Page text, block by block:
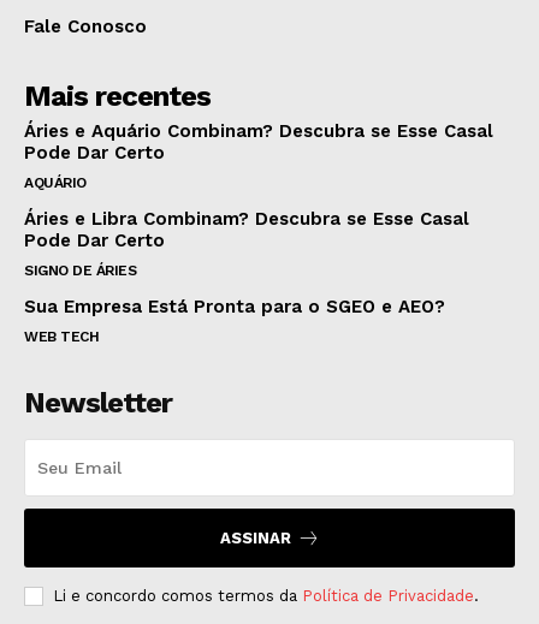
Fale Conosco
Mais recentes
Áries e Aquário Combinam? Descubra se Esse Casal
Pode Dar Certo
AQUÁRIO
Áries e Libra Combinam? Descubra se Esse Casal
Pode Dar Certo
SIGNO DE ÁRIES
Sua Empresa Está Pronta para o SGEO e AEO?
WEB TECH
Newsletter
ASSINAR
Li e concordo comos termos da Política de Privacidade.